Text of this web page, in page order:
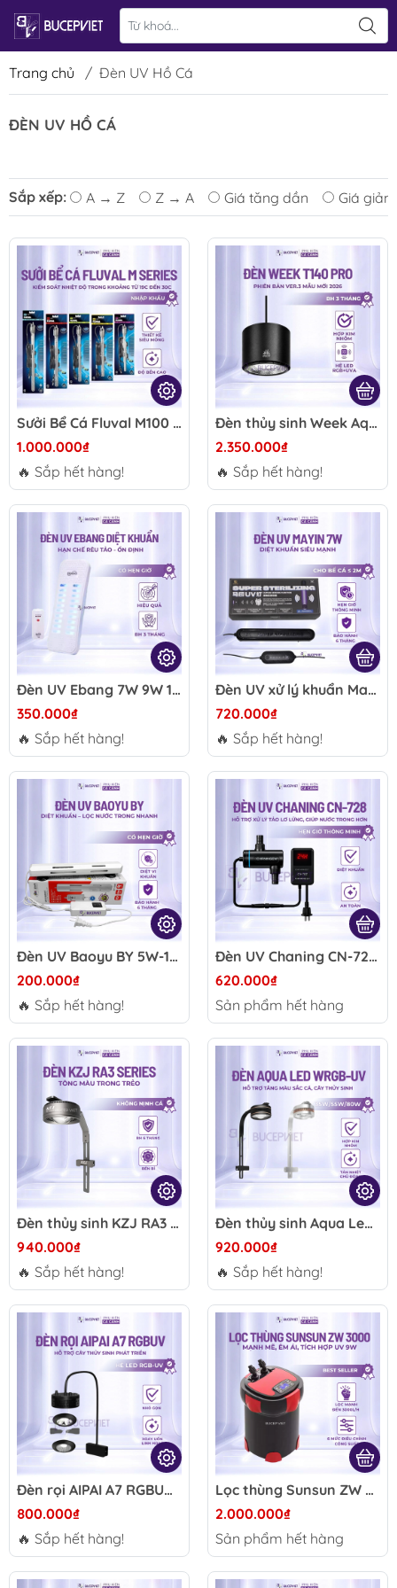
Trang chủ / Đèn UV Hồ Cá
ĐÈN UV HỒ CÁ
Sắp xếp: A → Z Z → A Giá tăng dần Giá
Sưởi Bể Cá Fluval M100 M200 M300
1.000.000₫
🔥 Sắp hết hàng!
Đèn thủy sinh Week Aqua T140 Pro RGB+UVa 90W - Điều khiển App, quang phổ toàn diện, hỗ trợ lên màu cá, cây thủy sinh
2.350.000₫
🔥 Sắp hết hàng!
Đèn UV Ebang 7W 9W 13W 15W 20W kèm hẹn giờ - Hỗ trợ xử lý rêu tảo, làm trong nước hồ cá cảnh thủy sinh
350.000₫
🔥 Sắp hết hàng!
Đèn UV xử lý khuẩn Mayin 7W - Xử lý tảo, làm trong nước, cảm biến tự tắt an toàn cho hồ cá
720.000₫
🔥 Sắp hết hàng!
Đèn UV Baoyu BY 5W-11W có hẹn giờ - Hỗ trợ làm trong nước, giảm rêu tảo, dùng cho bể cá cảnh và hồ Koi
200.000₫
🔥 Sắp hết hàng!
Đèn UV Chaning CN-728 – Đèn UV gắn ngoài lọc FI12/FI16/FI19, hẹn giờ thông minh, hỗ trợ xử lý tảo và làm trong nước
620.000₫
Sản phẩm hết hàng
Đèn thủy sinh KZJ RA3 WRGBUV 30W-70W - Full spectrum cho màu chân thực, ánh sáng huyền ảo hồ Biotope
940.000₫
🔥 Sắp hết hàng!
Đèn thủy sinh Aqua Led WRGB-UV 35W-80W - Quang phổ rộng, tăng màu cá cây, hiệu ứng Biotope tự nhiên
920.000₫
🔥 Sắp hết hàng!
Đèn rọi AIPAI A7 RGBUV 60W-90W - Đèn LED hồ thủy sinh, bể cá cảnh, rọi sâu lên màu cá cây đẹp
800.000₫
🔥 Sắp hết hàng!
Lọc thùng Sunsun ZW 3000 - Lọc UV chỉnh lưu lượng 1000–3000L/h, làm trong nước hồ thủy sinh cá cảnh
2.000.000₫
Sản phẩm hết hàng